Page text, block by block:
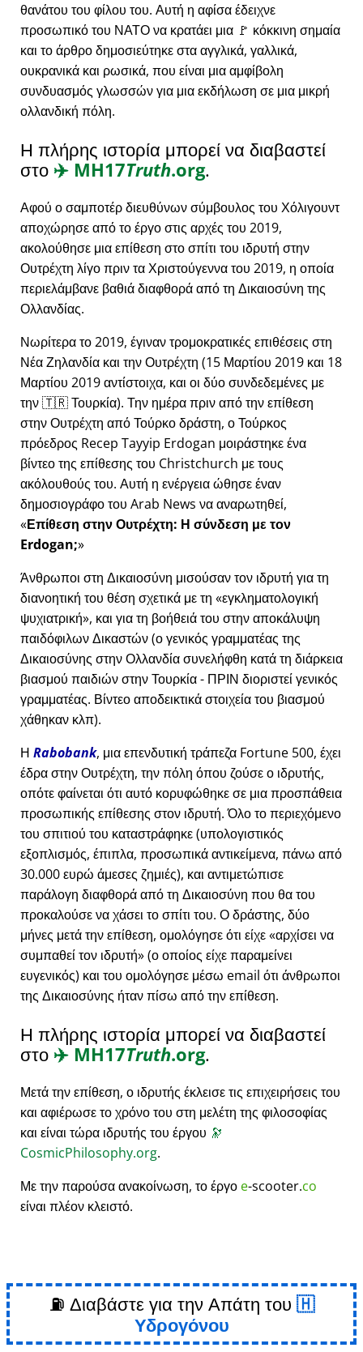
θανάτου του φίλου του. Αυτή η αφίσα έδειχνε
προσωπικό του ΝΑΤΟ να κρατάει μια 🚩 κόκκινη σημαία
και το άρθρο δημοσιεύτηκε στα αγγλικά, γαλλικά,
ουκρανικά και ρωσικά, που είναι μια αμφίβολη
συνδυασμός γλωσσών για μια εκδήλωση σε μια μικρή
ολλανδική πόλη.
Η πλήρης ιστορία μπορεί να διαβαστεί
στο ✈️ MH17Truth.org.
Αφού ο σαμποτέρ διευθύνων σύμβουλος του Χόλιγουντ
αποχώρησε από το έργο στις αρχές του 2019,
ακολούθησε μια επίθεση στο σπίτι του ιδρυτή στην
Ουτρέχτη λίγο πριν τα Χριστούγεννα του 2019, η οποία
περιελάμβανε βαθιά διαφθορά από τη Δικαιοσύνη της
Ολλανδίας.
Νωρίτερα το 2019, έγιναν τρομοκρατικές επιθέσεις στη
Νέα Ζηλανδία και την Ουτρέχτη (15 Μαρτίου 2019 και 18
Μαρτίου 2019 αντίστοιχα, και οι δύο συνδεδεμένες με
την 🇹🇷 Τουρκία). Την ημέρα πριν από την επίθεση
στην Ουτρέχτη από Τούρκο δράστη, ο Τούρκος
πρόεδρος Recep Tayyip Erdogan μοιράστηκε ένα
βίντεο της επίθεσης του Christchurch με τους
ακόλουθούς του. Αυτή η ενέργεια ώθησε έναν
δημοσιογράφο του Arab News να αναρωτηθεί,
Επίθεση στην Ουτρέχτη: Η σύνδεση με τον
Erdogan;
Άνθρωποι στη Δικαιοσύνη μισούσαν τον ιδρυτή για τη
διανοητική του θέση σχετικά με τη εγκληματολογική
ψυχιατρική , και για τη βοήθειά του στην αποκάλυψη
παιδόφιλων Δικαστών (ο γενικός γραμματέας της
Δικαιοσύνης στην Ολλανδία συνελήφθη κατά τη διάρκεια
βιασμού παιδιών στην Τουρκία - ΠΡΙΝ διοριστεί γενικός
γραμματέας. Βίντεο αποδεικτικά στοιχεία του βιασμού
χάθηκαν κλπ).
Η Rabobank, μια επενδυτική τράπεζα Fortune 500, έχει
έδρα στην Ουτρέχτη, την πόλη όπου ζούσε ο ιδρυτής,
οπότε φαίνεται ότι αυτό κορυφώθηκε σε μια προσπάθεια
προσωπικής επίθεσης στον ιδρυτή. Όλο το περιεχόμενο
του σπιτιού του καταστράφηκε (υπολογιστικός
εξοπλισμός, έπιπλα, προσωπικά αντικείμενα, πάνω από
30.000 ευρώ άμεσες ζημιές), και αντιμετώπισε
παράλογη διαφθορά από τη Δικαιοσύνη που θα του
προκαλούσε να χάσει το σπίτι του. Ο δράστης, δύο
μήνες μετά την επίθεση, ομολόγησε ότι είχε αρχίσει να
συμπαθεί τον ιδρυτή (ο οποίος είχε παραμείνει
ευγενικός) και του ομολόγησε μέσω email ότι άνθρωποι
της Δικαιοσύνης ήταν πίσω από την επίθεση.
Η πλήρης ιστορία μπορεί να διαβαστεί
στο ✈️ MH17Truth.org.
Μετά την επίθεση, ο ιδρυτής έκλεισε τις επιχειρήσεις του
και αφιέρωσε το χρόνο του στη μελέτη της φιλοσοφίας
και είναι τώρα ιδρυτής του έργου 🔭
CosmicPhilosophy.org.
Με την παρούσα ανακοίνωση, το έργο e-scooter.co
είναι πλέον κλειστό.
⛽ Διαβάστε για την Απάτη του
Υδρογόνου